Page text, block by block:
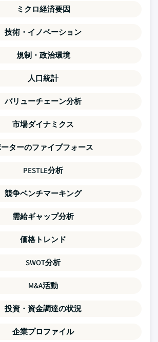
ミクロ経済要因
技術・イノベーション
規制・政治環境
人口統計
バリューチェーン分析
市場ダイナミクス
ターのファイブフォース
PESTLE分析
競争ベンチマーキング
需給ギャップ分析
価格トレンド
SWOT分析
M&A活動
投資・資金調達の状況
企業プロファイル